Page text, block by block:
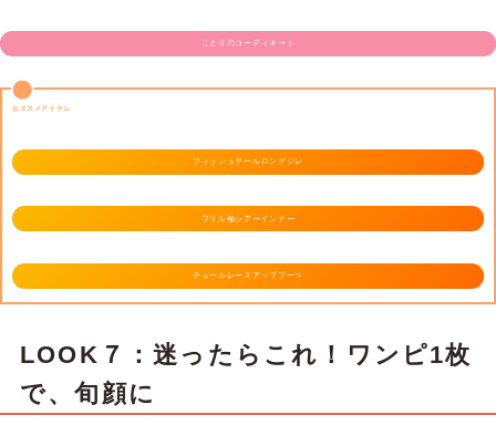
ことりのコーディネート
おススメアイテム
フィッシュテールロングジレ
フリル袖シアーインナー
チュールレースアップブーツ
LOOK７：迷ったらこれ！ワンピ1枚
で、旬顔に